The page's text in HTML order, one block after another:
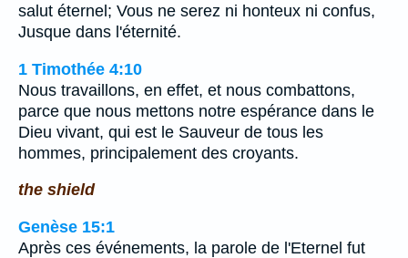
salut éternel; Vous ne serez ni honteux ni confus,
Jusque dans l'éternité.
1 Timothée 4:10
Nous travaillons, en effet, et nous combattons,
parce que nous mettons notre espérance dans le
Dieu vivant, qui est le Sauveur de tous les
hommes, principalement des croyants.
the shield
Genèse 15:1
Après ces événements, la parole de l'Eternel fut